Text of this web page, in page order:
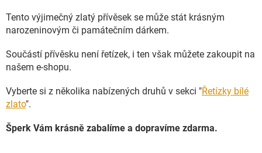
Tento výjimečný zlatý přívěsek se může stát krásným
narozeninovým či památečním dárkem.
Součástí přívěsku není řetízek, i ten však můžete zakoupit na
našem e-shopu.
Vyberte si z několika nabízených druhů v sekci "Řetízky bílé
zlato".
Šperk Vám krásně zabalíme a dopravíme zdarma.